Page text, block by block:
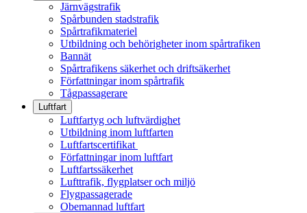
Järnvägstrafik
Spårbunden stadstrafik
Spårtrafikmateriel
Utbildning och behörigheter inom spårtrafiken
Bannät
Spårtrafikens säkerhet och driftsäkerhet
Författningar inom spårtrafik
Tågpassagerare
Luftfart
Luftfartyg och luftvärdighet
Utbildning inom luftfarten
Luftfartscertifikat
Författningar inom luftfart
Luftfartssäkerhet
Lufttrafik, flygplatser och miljö
Flygpassagerade
Obemannad luftfart